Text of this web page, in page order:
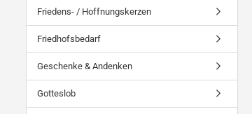
Friedens- / Hoffnungskerzen
Friedhofsbedarf
Geschenke & Andenken
Gotteslob